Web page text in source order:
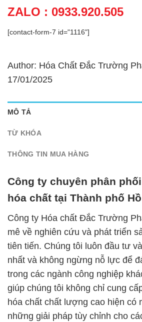
ZALO : 0933.920.505
[contact-form-7 id="1116"]
Author: Hóa Chất Đắc Trường
17/01/2025
MÔ TẢ
TỪ KHÓA
THÔNG TIN MUA HÀNG
Công ty chuyên phân
hóa chất tại Thành phố
Công ty Hóa chất Đắc Trường
mê về nghiên cứu và phát triển
tiên tiến. Chúng tôi luôn đầu tư
nhất và không ngừng nỗ lực để
trong các ngành công nghiệp
giúp chúng tôi không chỉ cung
hóa chất chất lượng cao hiện có
những giải pháp tùy chỉnh cho